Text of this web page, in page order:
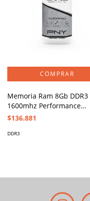
Memoria Ram 8Gb DDR3
1600mhz Performance
MD8GSD31600BL
$136.881
DDR3